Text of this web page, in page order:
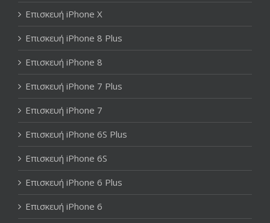
Επισκευή iPhone X
Επισκευή iPhone 8 Plus
Επισκευή iPhone 8
Επισκευή iPhone 7 Plus
Επισκευή iPhone 7
Επισκευή iPhone 6S Plus
Επισκευή iPhone 6S
Επισκευή iPhone 6 Plus
Επισκευή iPhone 6